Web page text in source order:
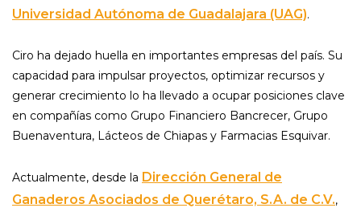
Universidad Autónoma de Guadalajara (UAG).
Ciro ha dejado huella en importantes empresas del país. Su
capacidad para impulsar proyectos, optimizar recursos y
generar crecimiento lo ha llevado a ocupar posiciones clave
en compañías como Grupo Financiero Bancrecer, Grupo
Buenaventura, Lácteos de Chiapas y Farmacias Esquivar.
Actualmente, desde la Dirección General de
Ganaderos Asociados de Querétaro, S.A. de C.V.,